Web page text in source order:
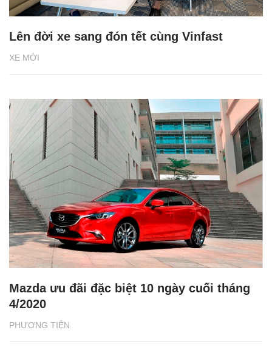
XE MỚI
Lên đời xe sang đón tết cùng Vinfast
PHƯƠNG TIỆN
Mazda ưu đãi đặc biệt 10 ngày cuối tháng
4/2020